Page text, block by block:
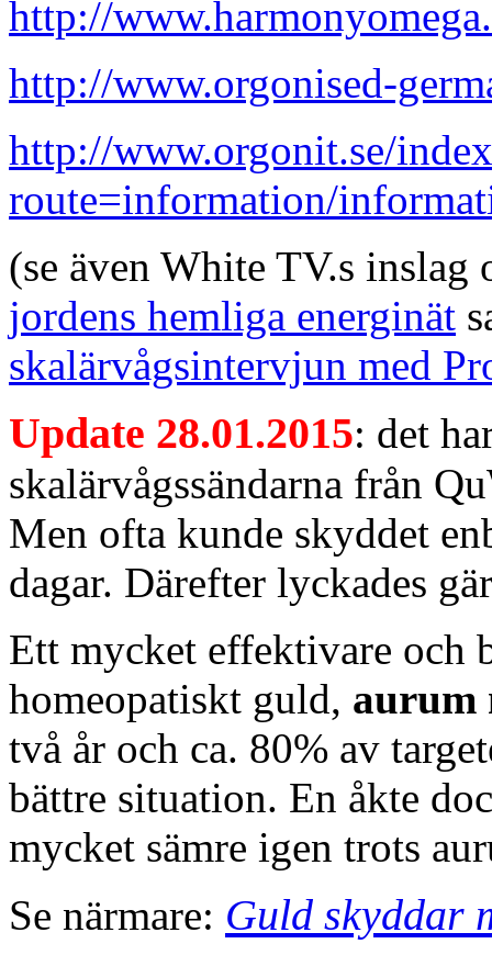
http://
http://www.orgonised-
http://www.orgonit.se/
route=information/
(se även White TV.s inslag
jordens hemliga energinät
skalärvågsintervjun med
Update 28.01.2015: det
skalärvågssändarna från
Men ofta kunde skyddet
dagar. Därefter lyckades
Ett mycket effektivare och
homeopatiskt guld, aurum
två år och ca. 80% av
bättre situation. En åkte
mycket sämre igen trots
Se närmare: Guld skyddar